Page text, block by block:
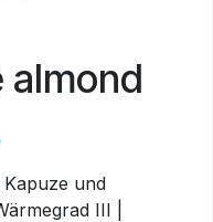
almond
und
III |